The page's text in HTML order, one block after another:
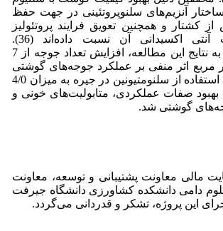
آنزیم‌های سلنوپروتئینی در جهت حفظ
کشتار و همچنین تعویق فرایند پروتئولیز
به‌واسطه خاصیت آنتی اکسیدانی آن نسبت داده‌اند (36).
درمجموع، با توجه به نتایج این مطالعه، افزایش تعداد جوجه از 7
متر مربع اثر منفی بر عملکرد جوجه‌های گوشتی
داشت، در حالی‌که استفاده از سلنومتیونین در جیره به میزان 4/0
بهبود صفات عملکردی، متابولیت‌های خونی و
گوشتی شد.
مالی معاونت پشتیبانی و توسعه، معاونت
دامی دانشکده کشاورزی دانشگاه جیرفت
این پروژه، تشکر و قدردانی می‌گردد.